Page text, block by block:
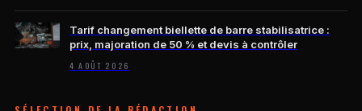
Tarif changement biellette de barre stabilisatrice :
prix, majoration de 50 % et devis à contrôler
4 AOÛT 2026